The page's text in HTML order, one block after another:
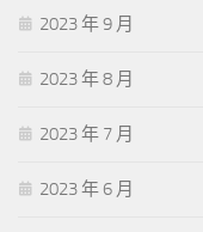
2023 年 9 月
2023 年 8 月
2023 年 7 月
2023 年 6 月